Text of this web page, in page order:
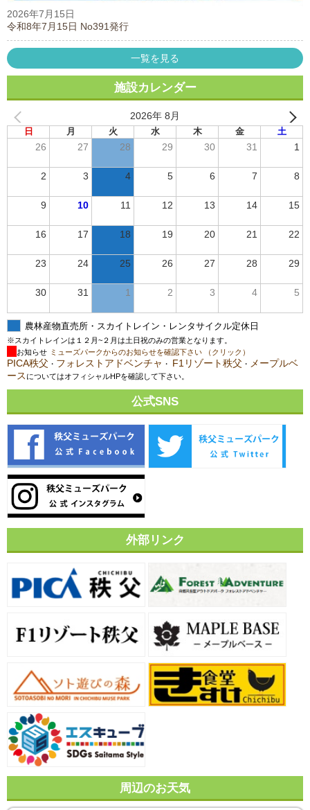
2026年7月15日
令和8年7月15日 No391発行
一覧を見る
施設カレンダー
2026年 8月
日 月 火 水 木 金 土
26 27 28 29 30 31 1
2 3 4 5 6 7 8
9 10 11 12 13 14 15
16 17 18 19 20 21 22
23 24 25 26 27 28 29
30 31 1 2 3 4 5
農林産物直売所・スカイトレイン・レンタサイクル定休日
※スカイトレインは１２月~２月は土日祝のみの営業となります。
お知らせ ミューズパークからのお知らせを確認下さい （クリック）
PICA秩父 ・ フォレストアドベンチャ ・ F1リゾート秩父 ・
メープルベ
ース についてはオフィシャルHPを確認して下さい。
公式SNS
外部リンク
周辺のお天気